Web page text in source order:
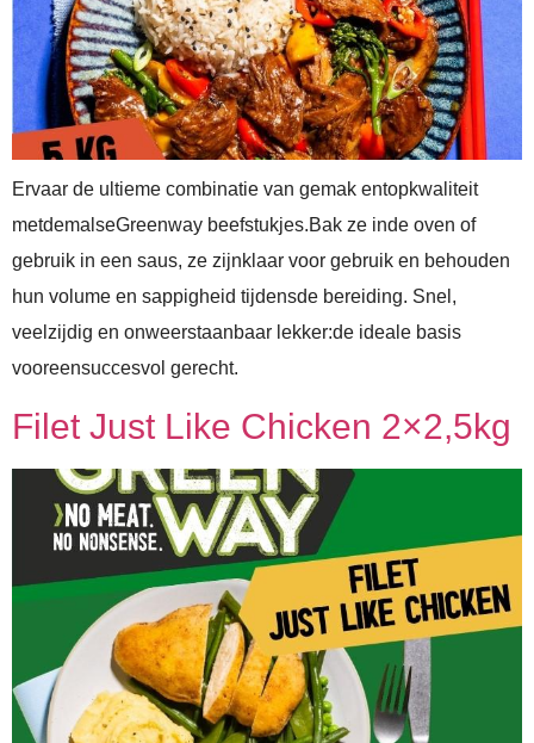
Ervaar de ultieme combinatie van gemak entopkwaliteit
metdemalseGreenway beefstukjes.Bak ze inde oven of
gebruik in een saus, ze zijnklaar voor gebruik en behouden
hun volume en sappigheid tijdensde bereiding. Snel,
veelzijdig en onweerstaanbaar lekker:de ideale basis
vooreensuccesvol gerecht.
Filet Just Like Chicken 2×2,5kg